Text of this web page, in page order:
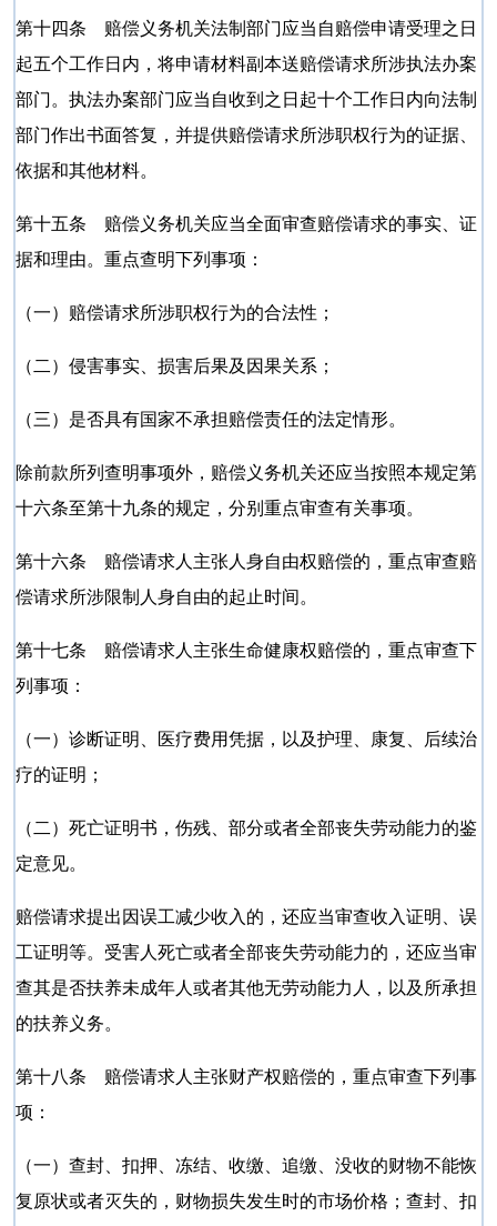
第十四条 赔偿义务机关法制部门应当自赔偿申请受理之日
起五个工作日内，将申请材料副本送赔偿请求所涉执法办案
部门。执法办案部门应当自收到之日起十个工作日内向法制
部门作出书面答复，并提供赔偿请求所涉职权行为的证据、
依据和其他材料。
第十五条 赔偿义务机关应当全面审查赔偿请求的事实、证
据和理由。重点查明下列事项：
（一）赔偿请求所涉职权行为的合法性；
（二）侵害事实、损害后果及因果关系；
（三）是否具有国家不承担赔偿责任的法定情形。
除前款所列查明事项外，赔偿义务机关还应当按照本规定第
十六条至第十九条的规定，分别重点审查有关事项。
第十六条 赔偿请求人主张人身自由权赔偿的，重点审查赔
偿请求所涉限制人身自由的起止时间。
第十七条 赔偿请求人主张生命健康权赔偿的，重点审查下
列事项：
（一）诊断证明、医疗费用凭据，以及护理、康复、后续治
疗的证明；
（二）死亡证明书，伤残、部分或者全部丧失劳动能力的鉴
定意见。
赔偿请求提出因误工减少收入的，还应当审查收入证明、误
工证明等。受害人死亡或者全部丧失劳动能力的，还应当审
查其是否扶养未成年人或者其他无劳动能力人，以及所承担
的扶养义务。
第十八条 赔偿请求人主张财产权赔偿的，重点审查下列事
项：
（一）查封、扣押、冻结、收缴、追缴、没收的财物不能恢
复原状或者灭失的，财物损失发生时的市场价格；查封、扣